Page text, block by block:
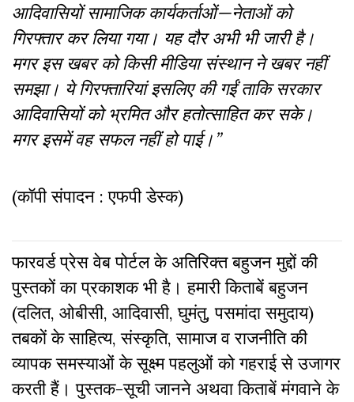
आदिवासियों सामाजिक कार्यकर्ताओं—नेताओं को
गिरफ्तार कर लिया गया। यह दौर अभी भी जारी है।
मगर इस खबर को किसी मीडिया संस्थान ने खबर नहीं
समझा। ये गिरफ्तारियां इसलिए की गईं ताकि सरकार
आदिवासियों को भ्रमित और हतोत्साहित कर सके।
मगर इसमें वह सफल नहीं हो पाई।”
(कॉपी संपादन : एफपी डेस्क)
फारवर्ड प्रेस वेब पोर्टल के अतिरिक्‍त बहुजन मुद्दों की
पुस्‍तकों का प्रकाशक भी है। हमारी किताबें बहुजन
(दलित, ओबीसी, आदिवासी, घुमंतु, पसमांदा समुदाय)
तबकों के साहित्‍य, संस्कृति, सामाज व राजनीति की
व्‍यापक समस्‍याओं के सूक्ष्म पहलुओं को गहराई से उजागर
करती हैं। पुस्तक-सूची जानने अथवा किताबें मंगवाने के